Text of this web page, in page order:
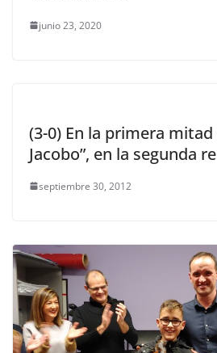
junio 23, 2020
(3-0) En la primera mitad
Jacobo”, en la segunda
septiembre 30, 2012